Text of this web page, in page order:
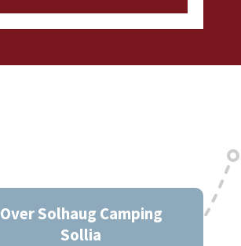
Over Solhaug Camping
Sollia